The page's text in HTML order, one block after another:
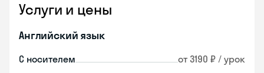
Услуги и цены
Английский язык
С носителем от 3190 ₽ / урок